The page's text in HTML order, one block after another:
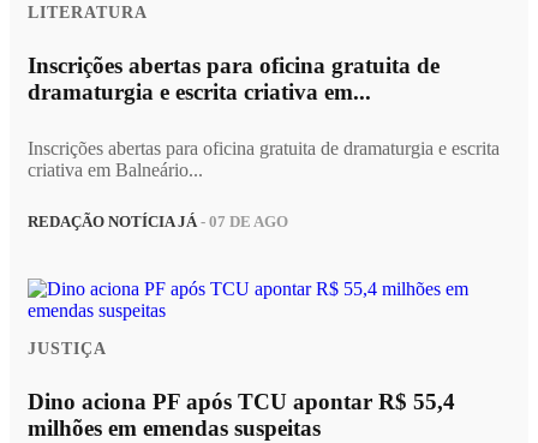
LITERATURA
Inscrições abertas para oficina gratuita de
dramaturgia e escrita criativa em...
Inscrições abertas para oficina gratuita de dramaturgia e escrita
criativa em Balneário...
REDAÇÃO NOTÍCIA JÁ - 07 DE AGO
JUSTIÇA
Dino aciona PF após TCU apontar R$ 55,4
milhões em emendas suspeitas